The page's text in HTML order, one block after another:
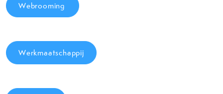
Webrooming
Werkmaatschappij